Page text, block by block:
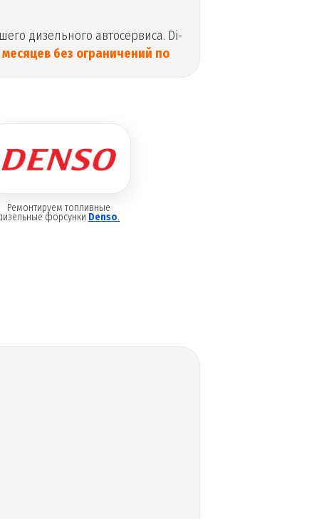
дизельного автосервиса. Di-
без ограничений по
Ремонтируем топливные
форсунки Denso.